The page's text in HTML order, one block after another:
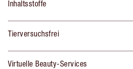
Inhaltsstoffe
Tierversuchsfrei
Virtuelle Beauty-Services